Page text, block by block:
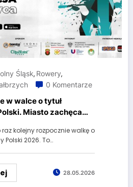
Śląsk, Rowery,
0 Komentarze
w walce o tytuł
Miasto zachęca
raz kolejny rozpocznie walkę o
Polski 2026. To…
28.05.2026